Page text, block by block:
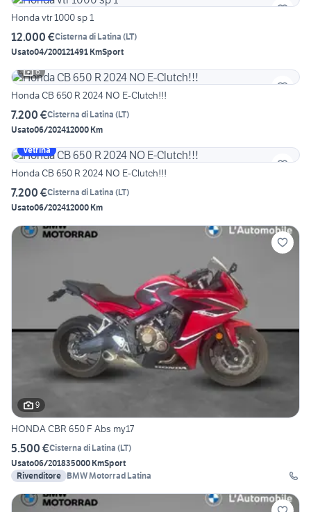
Honda vtr 1000 sp 1
12.000 €Cisterna di Latina (LT)
Usato04/200121491 KmSport
6
Honda CB 650 R 2024 NO E-Clutch!!!
7.200 €Cisterna di Latina (LT)
Usato06/202412000 Km
Vetrina
Honda CB 650 R 2024 NO E-Clutch!!!
7.200 €Cisterna di Latina (LT)
Usato06/202412000 Km
9
HONDA CBR 650 F Abs my17
5.500 €Cisterna di Latina (LT)
Usato06/201835000 KmSport
Rivenditore BMW Motorrad Latina